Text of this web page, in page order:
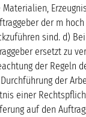
der m
sind. d)
ersetzt zu
der Regeln
der
einer
auf den